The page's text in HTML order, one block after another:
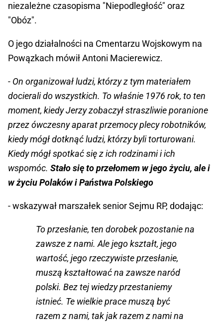
niezależne czasopisma "Niepodległość" oraz
"Obóz".
O jego działalności na Cmentarzu Wojskowym na
Powązkach mówił Antoni Macierewicz.
- On organizował ludzi, którzy z tym materiałem
docierali do wszystkich. To właśnie 1976 rok, to ten
moment, kiedy Jerzy zobaczył straszliwie poranione
przez ówczesny aparat przemocy plecy robotników,
kiedy mógł dotknąć ludzi, którzy byli torturowani.
Kiedy mógł spotkać się z ich rodzinami i ich
wspomóc. Stało się to przełomem w jego życiu, ale i
w życiu Polaków i Państwa Polskiego
- wskazywał marszałek senior Sejmu RP, dodając:
To przesłanie, ten dorobek pozostanie na
zawsze z nami. Ale jego kształt, jego
wartość, jego rzeczywiste przesłanie,
muszą kształtować na zawsze naród
polski. Bez tej wiedzy przestaniemy
istnieć. Te wielkie prace muszą być
razem z nami, tak jak razem z nami na